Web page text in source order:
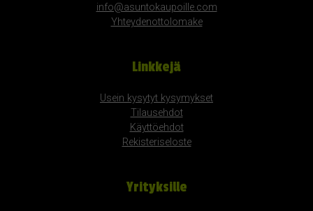
info@asuntokaupoille.com
Yhteydenottolomake
Linkkejä
Usein kysytyt kysymykset
Tilausehdot
Käyttöehdot
Rekisteriseloste
Yrityksille